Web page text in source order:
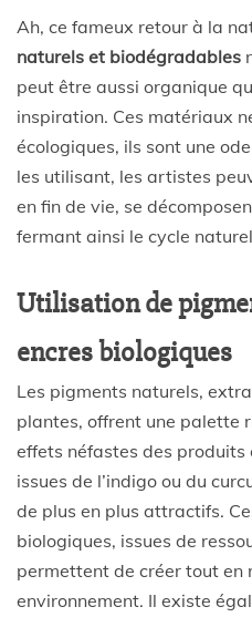
Ah, ce fameux retour à la
naturels et biodégradables
peut être aussi organique
inspiration. Ces matériaux
écologiques, ils sont une
les utilisant, les artistes
en fin de vie, se
fermant ainsi le cycle
Utilisation de
encres biologiques
Les pigments naturels,
plantes, offrent une palette
effets néfastes des produits
issues de l’indigo ou du
de plus en plus attractifs.
biologiques, issues de
permettent de créer tout en
environnement. Il existe